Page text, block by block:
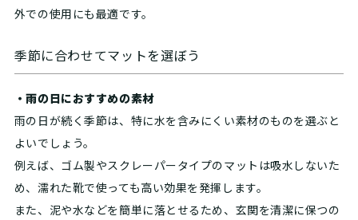
外での使用にも最適です。
季節に合わせてマットを選ぼう
・雨の日におすすめの素材
雨の日が続く季節は、特に水を含みにくい素材のものを選ぶと
よいでしょう。
例えば、ゴム製やスクレーパータイプのマットは吸水しないた
め、濡れた靴で使っても高い効果を発揮します。
また、泥や水などを簡単に落とせるため、玄関を清潔に保つの